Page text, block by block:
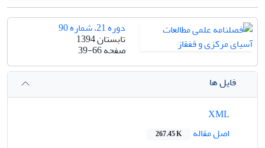
دوره 21، شماره 90
تابستان 1394
صفحه39-66
فایل ها
اصل مقاله
267.45 K